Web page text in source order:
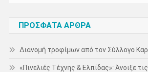
ΠΡΌΣΦΑΤΑ ΆΡΘΡΑ
Διανομή τροφίμων από τον Σύλλογο
«Πινελιές Τέχνης & Ελπίδας»: Άνοιξε